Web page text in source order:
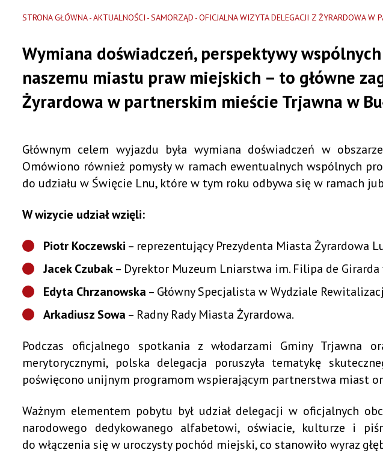
STRONA GŁÓWNA AKTUALNOŚCI SAMORZĄD OFICJALNA WIZYTA DELEGACJI Z ŻYRARDOWA W
Wymiana doświadczeń, perspektywy
naszemu miastu praw miejskich – to główne
Żyrardowa w partnerskim mieście Trjawna w
Głównym celem wyjazdu była wymiana doświadczeń w
Omówiono również pomysły w ramach ewentualnych wspólnych
do udziału w Święcie Lnu, które w tym roku odbywa się w ramach
W wizycie udział wzięli:
Piotr Koczewski – reprezentujący Prezydenta Miasta Żyrardowa
Jacek Czubak– Dyrektor Muzeum Lniarstwa im. Filipa de
Edyta Chrzanowska – Główny Specjalista w Wydziale
Arkadiusz Sowa – Radny Rady Miasta Żyrardowa.
Podczas oficjalnego spotkania z włodarzami Gminy
merytorycznymi, polska delegacja poruszyła tematykę
poświęcono unijnym programom wspierającym partnerstwa miast
Ważnym elementem pobytu był udział delegacji w oficjalnych
narodowego dedykowanego alfabetowi, oświacie, kulturze i
do włączenia się w uroczysty pochód miejski, co stanowiło wyraz